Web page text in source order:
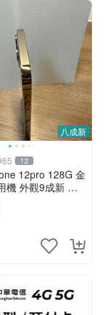
八成新
12
12pro 128G 金
機 外觀9成新 附
原廠充電線